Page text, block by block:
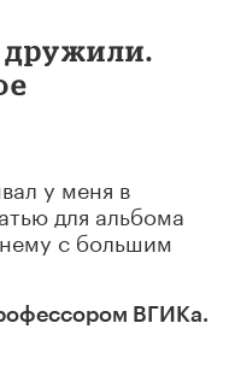
у меня в
для альбома
с большим
ВГИКа.